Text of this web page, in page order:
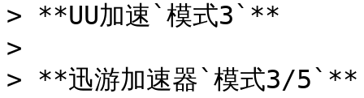
> **UU加速`模式3`**
>
> **迅游加速器`模式3/5`**